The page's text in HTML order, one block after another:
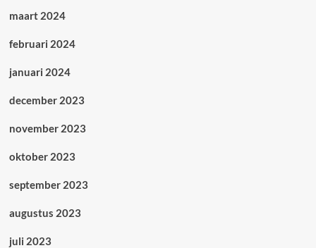
maart 2024
februari 2024
januari 2024
december 2023
november 2023
oktober 2023
september 2023
augustus 2023
juli 2023